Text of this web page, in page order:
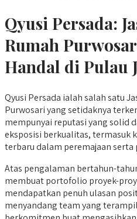
Qyusi Persada:
Rumah
Handal di Pulau
Qyusi Persada ialah salah satu
Purwosari yang setidaknya
mempunyai reputasi yang solid
eksposisi berkualitas, termasuk
terbaru dalam peremajaan serta
Atas pengalaman bertahun-
membuat portofolio proyek-
mendapatkan penuh ulasan
menyandang team yang